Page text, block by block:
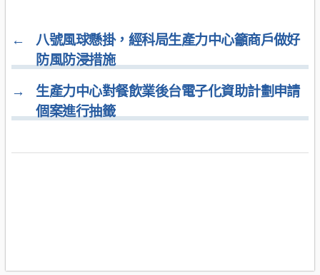
←
八號風球懸掛，經科局生產力中心籲商戶做好
防風防浸措施
→
生產力中心對餐飲業後台電子化資助計劃申請
個案進行抽籤